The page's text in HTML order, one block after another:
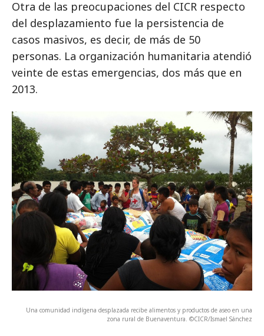
Otra de las preocupaciones del CICR respecto
del desplazamiento fue la persistencia de
casos masivos, es decir, de más de 50
personas. La organización humanitaria atendió
veinte de estas emergencias, dos más que en
2013.
Una comunidad indígena desplazada recibe alimentos y productos de aseo en una
zona rural de Buenaventura. ©CICR/Ismael Sánchez